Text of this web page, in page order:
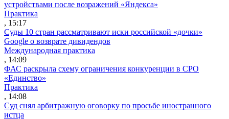
устройствами после возражений «Яндекса»
Практика
, 15:17
Суды 10 стран рассматривают иски российской «дочки»
Google о возврате дивидендов
Международная практика
, 14:09
ФАС раскрыла схему ограничения конкуренции в СРО
«Единство»
Практика
, 14:08
Суд снял арбитражную оговорку по просьбе иностранного
истца